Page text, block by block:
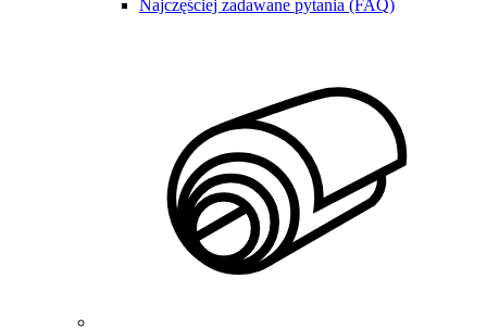
Najczęściej zadawane pytania (FAQ)